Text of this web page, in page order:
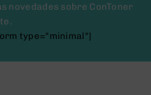
novedades sobre ConToner
type="minimal"]